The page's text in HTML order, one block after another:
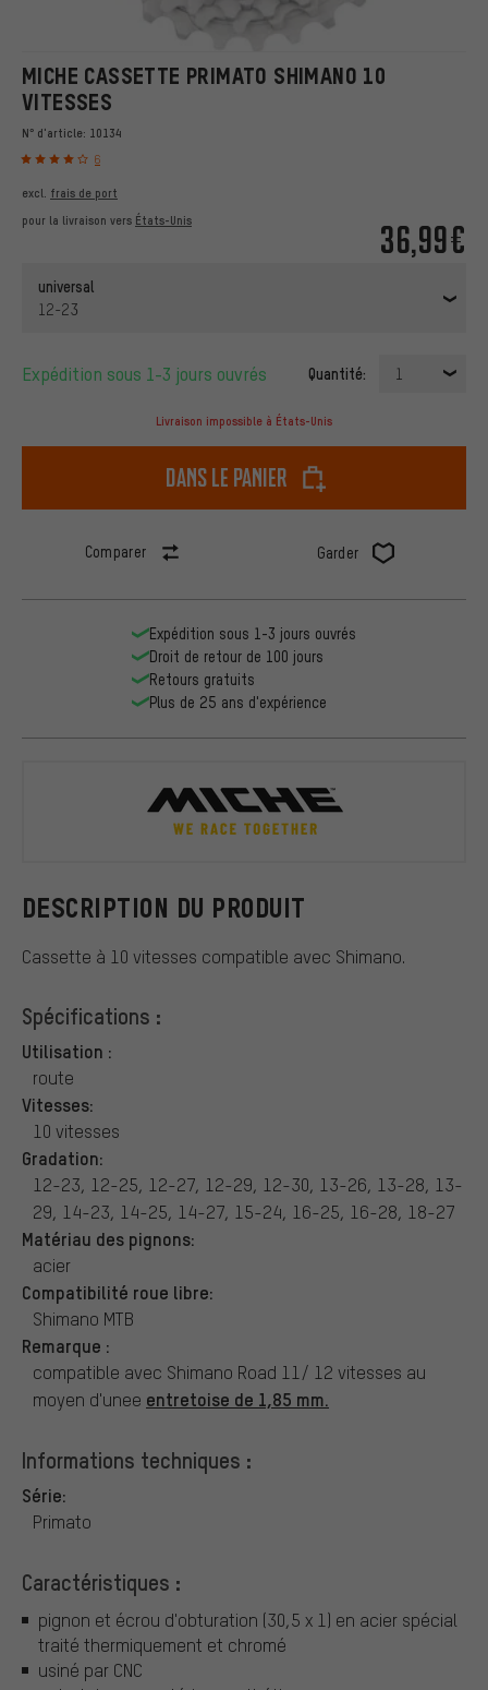
MICHE CASSETTE PRIMATO SHIMANO 10
VITESSES
N° d'article: 10134
6
36,99€
excl. frais de port
pour la livraison vers États-Unis
universal
12-23
Expédition sous 1-3 jours ouvrés Quantité: 1
Livraison impossible à États-Unis
dans le panier
Comparer Garder
DESCRIPTION DU PRODUIT
Cassette à 10 vitesses compatible avec Shimano.
Spécifications :
Utilisation :
route
Vitesses:
10 vitesses
Gradation:
12-23, 12-25, 12-27, 12-29, 12-30, 13-26, 13-28, 13-
29, 14-23, 14-25, 14-27, 15-24, 16-25, 16-28, 18-27
Matériau des pignons:
acier
Compatibilité roue libre:
Shimano MTB
Remarque :
compatible avec Shimano Road 11/ 12 vitesses au
moyen d'unee entretoise de 1,85 mm.
Informations techniques :
Série:
Primato
Caractéristiques :
pignon et écrou d'obturation (30,5 x 1) en acier spécial
traité thermiquement et chromé
usiné par CNC
Expédition sous 1-3 jours ouvrés
Droit de retour de 100 jours
Retours gratuits
Plus de 25 ans d'expérience